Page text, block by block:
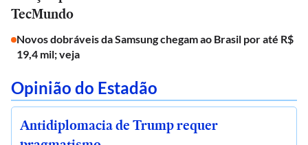
TecMundo
Novos dobráveis da Samsung chegam ao Brasil por até R$
19,4 mil; veja
Opinião do Estadão
Antidiplomacia de Trump requer